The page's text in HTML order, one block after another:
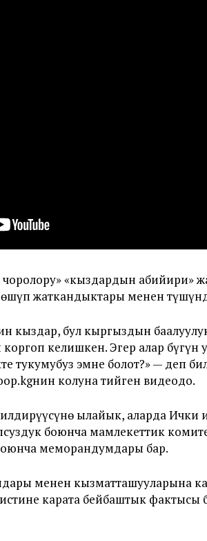
чоролору» «кыздардын абийири»
жаткандыктары менен
кыздар, бул кыргыздын
келишкен. Эгер алар
тукумубуз эмне болот?» — деп
колуна тийген видеодо.
ылайык, аларда Ички
боюнча мамлекеттик
меморандумдары бар.
менен кызматташууларына
карата бейбаштык